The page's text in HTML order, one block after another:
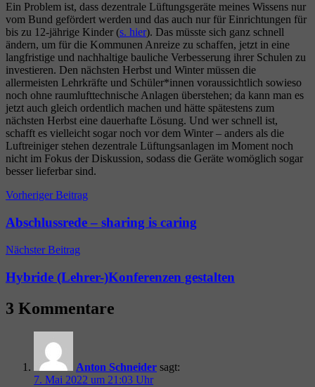
Ein Problem ist, dass dezentrale Lüftungsgeräte meines Wissens nur
vom Bund gefördert werden und das auch nur für Einrichtungen für
bis zu 12-jährige Kinder (s. hier). Das müsste sich ganz schnell
ändern, um für die Kommunen Anreize zu schaffen, jetzt in eine
langfristige und nachhaltige bauliche Verbesserung ihrer Schulen zu
investieren. Den nächsten Herbst und Winter müssen die
allermeisten Lehrkräfte und Schüler*innen voraussichtlich sowieso
noch ohne raumlufttechnische Anlagen überstehen; da kann man es
jetzt auch gleich ordentlich machen und hätte spätestens zum
nächsten Herbst eine dauerhafte Lösung. Und wer schnell ist,
schafft es vielleicht sogar noch vor dem Winter – anders als die
Luftreiniger stehen dezentrale Lüftungsanlagen im Moment noch
nicht im Fokus der Diskussion, sodass die Geräte womöglich sogar
besser lieferbar sind.
Beitragsnavigation
Vorheriger Beitrag
Abschlussrede – sharing is caring
Nächster Beitrag
Hybride (Lehrer-)Konferenzen gestalten
3 Kommentare
Anton Schneider sagt:
7. Mai 2022 um 21:03 Uhr